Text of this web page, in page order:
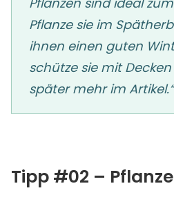
Pflanze sie im
ihnen einen guten
schütze sie mit
später mehr im Artikel.“
Tipp #02 –